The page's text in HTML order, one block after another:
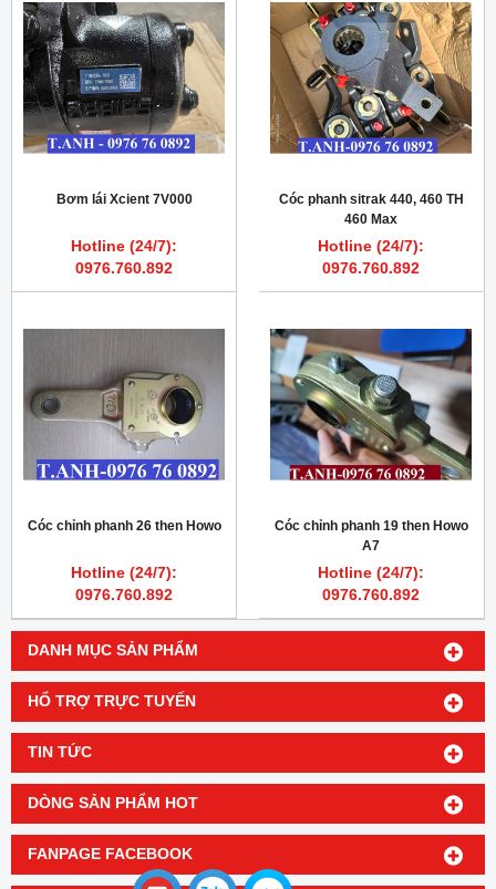
DANH MỤC SẢN PHẨM
HỔ TRỢ TRỰC TUYẾN
TIN TỨC
DÒNG SẢN PHẨM HOT
FANPAGE FACEBOOK
Bơm lái Xcient 7V000
Hotline (24/7):
0976.760.892
Cóc phanh sitrak 440, 460 TH
460 Max
Hotline (24/7):
0976.760.892
Cóc chỉnh phanh 26 then Howo
Hotline (24/7):
0976.760.892
Cóc chỉnh phanh 19 then Howo
A7
Hotline (24/7):
0976.760.892